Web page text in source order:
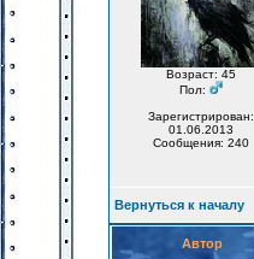
Возраст: 45
Пол:
Зарегистрирован:
01.06.2013
Сообщения: 240
Вернуться к началу
Автор